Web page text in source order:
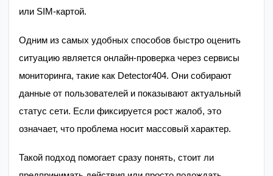
или SIM-картой.
Одним из самых удобных способов быстро оценить
ситуацию является онлайн-проверка через сервисы
мониторинга, такие как Detector404. Они собирают
данные от пользователей и показывают актуальный
статус сети. Если фиксируется рост жалоб, это
означает, что проблема носит массовый характер.
Такой подход помогает сразу понять, стоит ли